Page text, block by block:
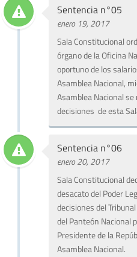
Sentencia n°05
enero 19, 2017
Sala Constitucional
órgano de la Oficina
oportuno de los
Asamblea Nacional,
Asamblea Nacional
decisiones de esta
Sentencia n°06
enero 20, 2017
Sala Constitucional
desacato del Poder
decisiones del
del Panteón Nacional
Presidente de la
Asamblea Nacional.